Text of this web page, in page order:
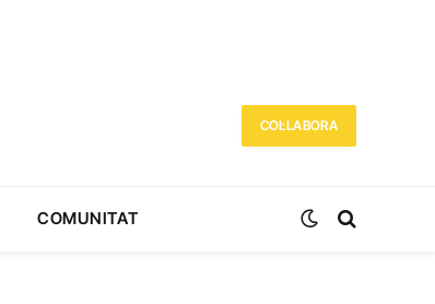
COL·LABORA
COMUNITAT